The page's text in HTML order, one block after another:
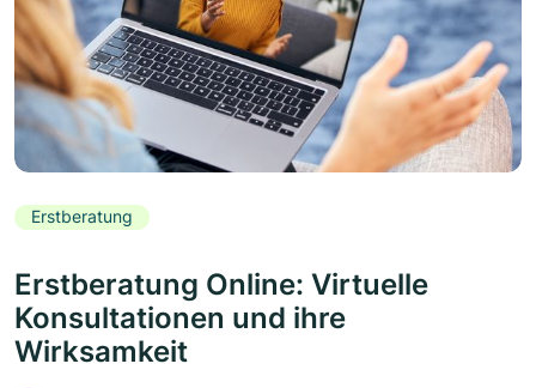
Erstberatung
Erstberatung Online: Virtuelle
Konsultationen und ihre
Wirksamkeit